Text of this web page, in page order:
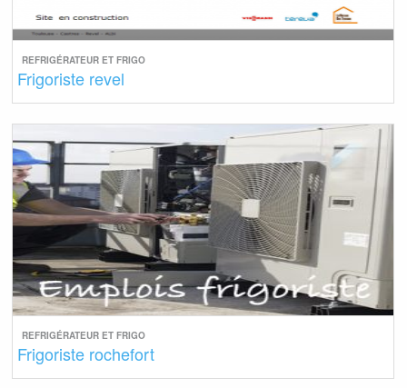
REFRIGÉRATEUR ET FRIGO
Frigoriste revel
REFRIGÉRATEUR ET FRIGO
Frigoriste rochefort